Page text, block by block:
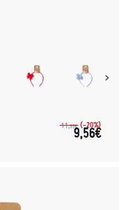
11,95€ (-20%)
9,56€